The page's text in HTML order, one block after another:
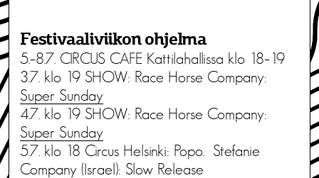
Festivaaliviikon ohjelma
5.–8.7. CIRCUS CAFE Kattilahallissa klo 18–19
3.7. klo 19 SHOW: Race Horse Company:
Super Sunday
4.7. klo 19 SHOW: Race Horse Company:
Super Sunday
5.7. klo 18 Circus Helsinki: Popo. Stefanie
Company (Israel): Slow Release